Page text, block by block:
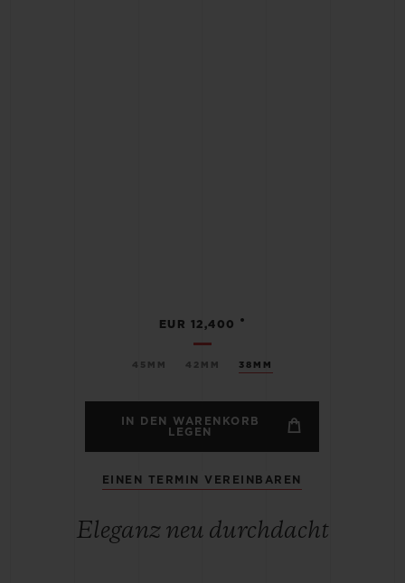
45MM 42MM 38MM
EUR 12,400 •
IN DEN WARENKORB
LEGEN
EINEN TERMIN VEREINBAREN
Eleganz neu durchdacht